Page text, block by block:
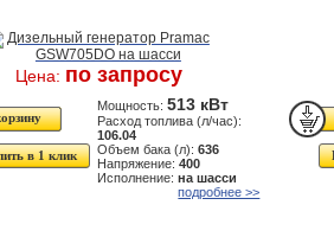
Цена: по запросу
в 1 клик
Мощность:513 кВт
Расход топлива (л/час):
106.04
Объем бака (л):636
Напряжение:400
Исполнение:на шасси
подробнее >>